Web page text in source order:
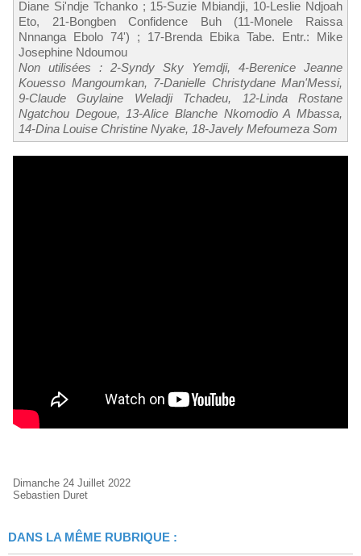
Diane Si'ndje Tchanko ; 15-Suzie Mbiandji, 10-Leslie Ndjoah
Eto, 21-Bongben Confidence Buh (11-Monele Raissa
Nnnanga Ebolo 74') ; 17-Brenda Ebika Tabe. Entr.: Mike
Josephine Ndoumou
Non utilisées : 2-Syndy Sky Yemdji, 4-Berenice Jeanne
Kouesso Mangoumkan, 7-Danielle Christydane Man'Messi,
9-Claude Guylaine Weladji Tchadeu, 12-Linda Rostane
Ngatchou Degoue, 13-Alice Blanche Nkomodio A Mbassa,
14-Dina Louise Christine Nyake, 18-Javely Mefoumeza Som
Dimanche 24 Juillet 2022
Sebastien Duret
DANS LA MÊME RUBRIQUE :